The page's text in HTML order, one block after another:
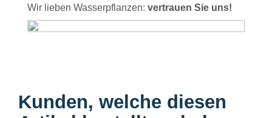
Wir lieben Wasserpflanzen: vertrauen Sie uns!
Kunden, welche diesen